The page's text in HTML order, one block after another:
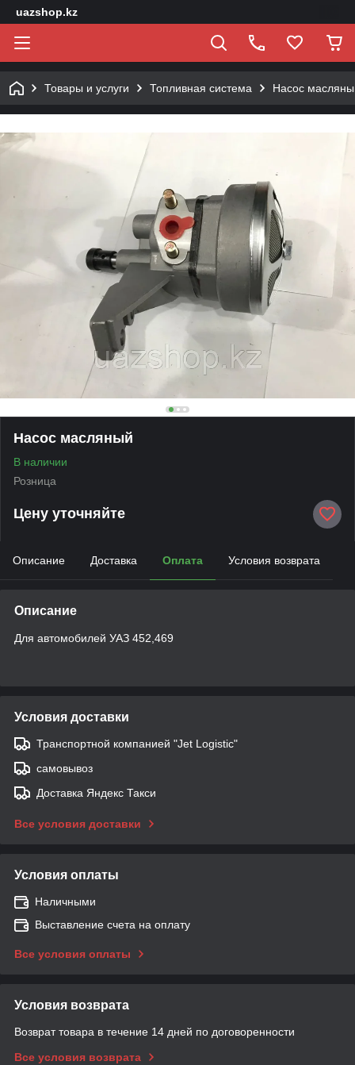
uazshop.kz
Товары и услуги Топливная система Насос
Насос масляный
В наличии
Розница
Цену уточняйте
Описание Доставка Оплата Условия возврата
Описание
Для автомобилей УАЗ 452,469
Условия доставки
Транспортной компанией "Jet Logistic"
самовывоз
Доставка Яндекс Такси
Все условия доставки
Условия оплаты
Наличными
Выставление счета на оплату
Все условия оплаты
Условия возврата
Возврат товара в течение 14 дней по договоренности
Все условия возврата